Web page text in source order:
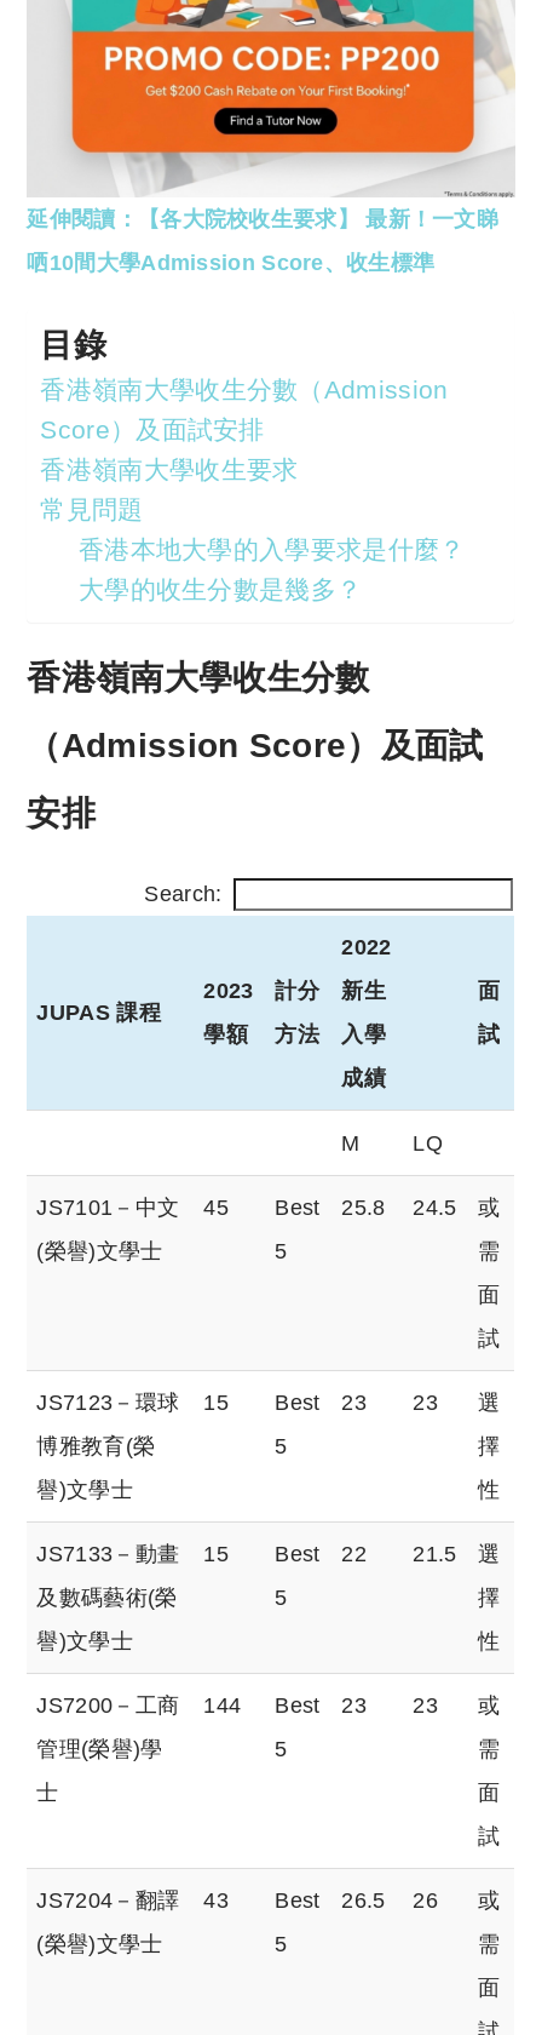
延伸閱讀：【各大院校收生要求】 最新！一文睇
哂10間大學Admission Score、收生標準
目錄
香港嶺南大學收生分數（Admission
Score）及面試安排
香港嶺南大學收生要求
常見問題
香港本地大學的入學要求是什麼？
大學的收生分數是幾多？
香港嶺南大學收生分數
（Admission Score）及面試
安排
Search:
JUPAS 課程
2023
學額
計分
方法
2022
新生
入學
成績
面
試
學額
方法
2022
新生
入學
試
M LQ
JS7101－中文
(榮譽)文學士
45
Best
5
25.8 24.5
或
需
面
試
JS7123－環球
博雅教育(榮
譽)文學士
15
Best
5
23 23
選
擇
性
JS7133－動畫
及數碼藝術(榮
譽)文學士
15
Best
5
22 21.5
選
擇
性
JS7200－工商
管理(榮譽)學
士
144
Best
5
23 23
或
需
面
試
JS7204－翻譯
(榮譽)文學士
43
Best
5
26.5 26
或
需
面